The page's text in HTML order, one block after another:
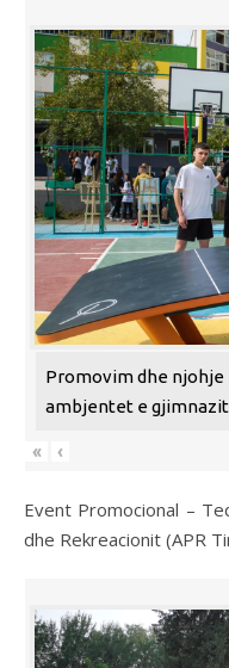
Promovim dhe njohje
ambjentet e gjimnazit
« ‹
Event Promocional –
dhe Rekreacionit (APR